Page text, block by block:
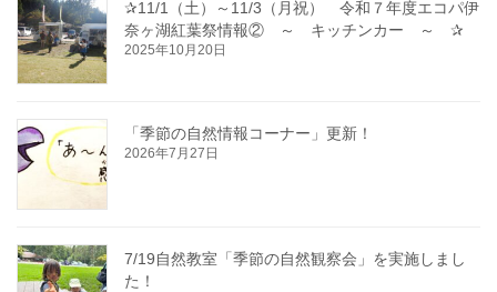
✰11/1（土）～11/3（月祝） 令和７年度エコパ伊
奈ヶ湖紅葉祭情報② ～ キッチンカー ～ ✰
2025年10月20日
「季節の自然情報コーナー」更新！
2026年7月27日
7/19自然教室「季節の自然観察会」を実施しまし
た！